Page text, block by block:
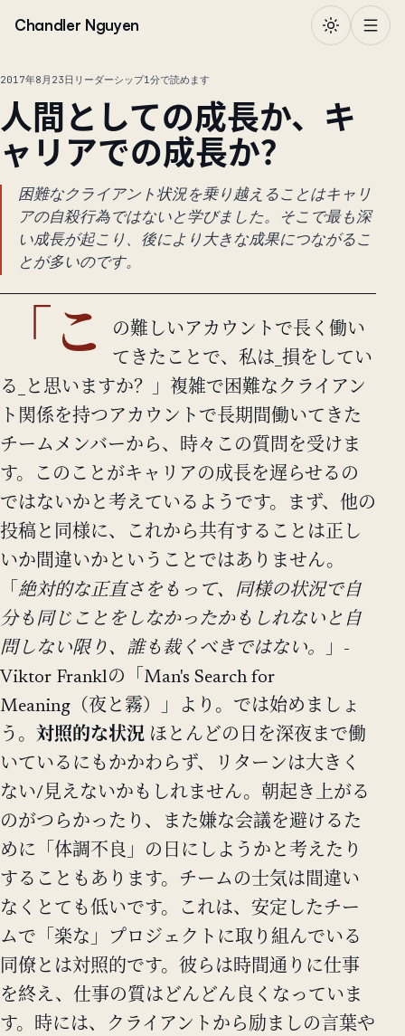
Chandler Nguyen
2017年8月23日 リーダーシップ1分で読めます
人間としての成長か、キ
ャリアでの成長か？
困難なクライアント状況を乗り越えることはキャリ
アの自殺行為ではないと学びました。そこで最も深
い成長が起こり、後により大きな成果につながるこ
とが多いのです。
「こ
の難しいアカウントで長く働い
てきたことで、私は_損をしてい
る_と思いますか？」複雑で困難なクライアン
ト関係を持つアカウントで長期間働いてきた
チームメンバーから、時々この質問を受けま
す。このことがキャリアの成長を遅らせるの
ではないかと考えているようです。まず、他の
投稿と同様に、これから共有することは正し
いか間違いかということではありません。
「 絶対的な正直さをもって、同様の状況で自
分も同じことをしなかったかもしれないと自
問しない限り、誰も裁くべきではない。
」-
Viktor Franklの「Man's Search for
Meaning（夜と霧）」より。では始めましょ
う。 対照的な状況 ほとんどの日を深夜まで働
いているにもかかわらず、リターンは大きく
ない/見えないかもしれません。朝起き上がる
のがつらかったり、また嫌な会議を避けるた
めに「体調不良」の日にしようかと考えたり
することもあります。チームの士気は間違い
なくとても低いです。これは、安定したチー
ムで「楽な」プロジェクトに取り組んでいる
同僚とは対照的です。彼らは時間通りに仕事
を終え、仕事の質はどんどん良くなっていま
す。時には、クライアントから励ましの言葉や